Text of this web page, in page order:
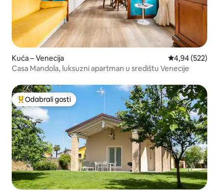
Kuća – Venecija Prosječna
4,94 (522)
Casa Mandola, luksuzni apartman u središtu Venecije
Među najviše rangiranima s oznakom „Odabrali gosti”
Odabrali gosti